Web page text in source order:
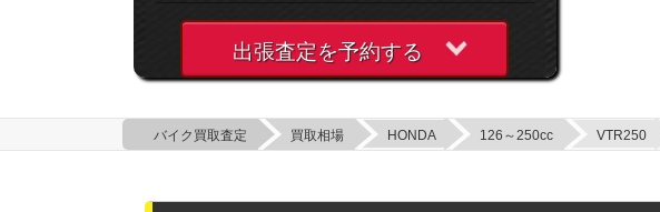
出張査定を予約する
バイク買取査定 買取相場 HONDA 126～250cc VTR250